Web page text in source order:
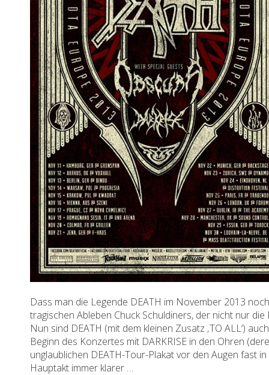
Dass man die Legende DEATH im November 2013
tragischen Ableben Chuck Schuldiners, der nicht nur
Nun sind DEATH (mit dem kleinen Zusatz ‚TO ALL‘)
Beginn des Konzertes mit DARKRISE in den Ohren
unglaublichen DEATH-Tour-Plakat vor den Augen fast
Hauptakt immer klarer …